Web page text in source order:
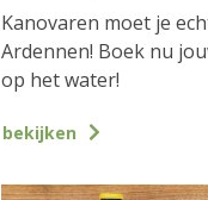
Kanovaren moet je
Ardennen! Boek nu
op het water!
bekijken